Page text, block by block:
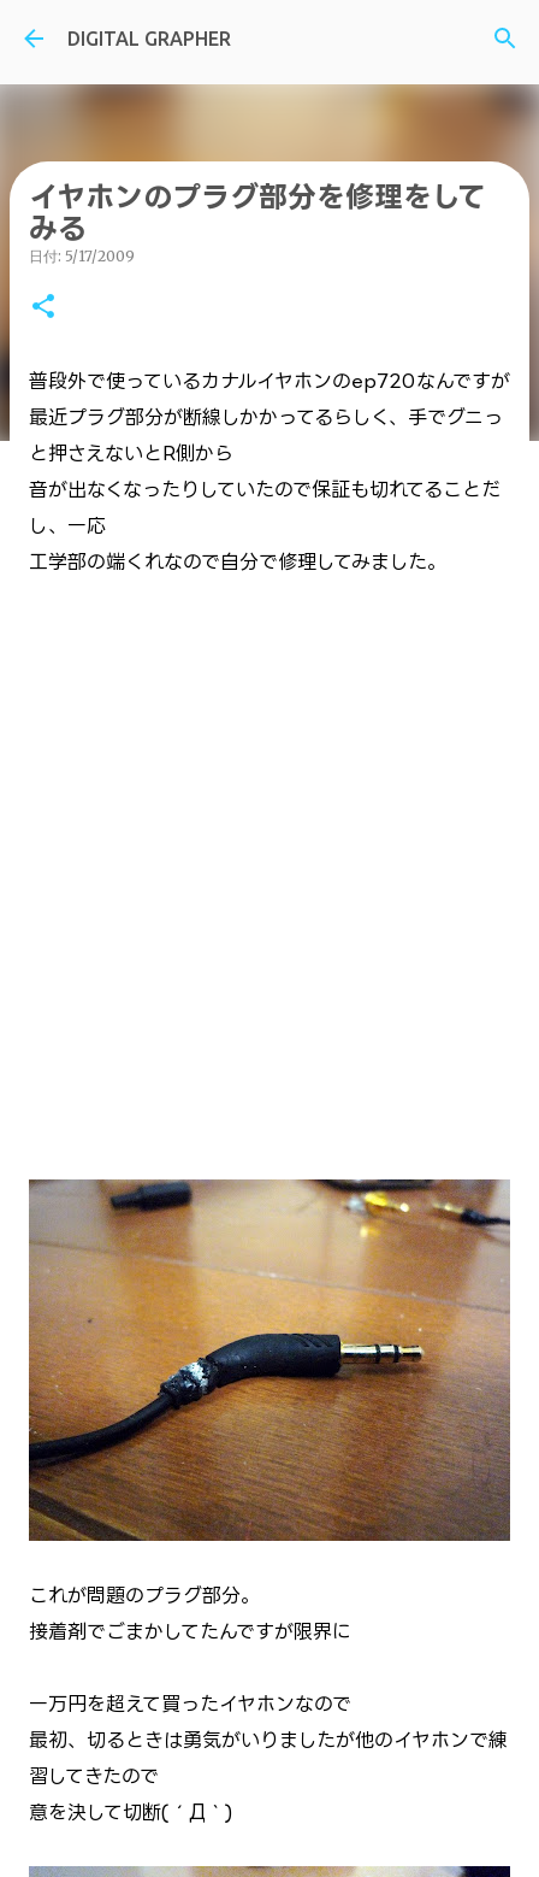
スキップしてメイン コンテンツに移動
DIGITAL GRAPHER
イヤホンのプラグ部分を修理をして
みる
日付: 5/17/2009
普段外で使っているカナルイヤホンのep720なんですが
最近プラグ部分が断線しかかってるらしく、手でグニっ
と押さえないとR側から
音が出なくなったりしていたので保証も切れてることだ
し、一応
工学部の端くれなので自分で修理してみました。
これが問題のプラグ部分。
接着剤でごまかしてたんですが限界に
一万円を超えて買ったイヤホンなので
最初、切るときは勇気がいりましたが他のイヤホンで練
習してきたので
意を決して切断(´Д｀)